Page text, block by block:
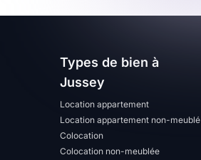
T11 T12
T14
Types de bien à
Jussey
Location appartement
Location appartement non-meublé
Colocation
Colocation non-meublée